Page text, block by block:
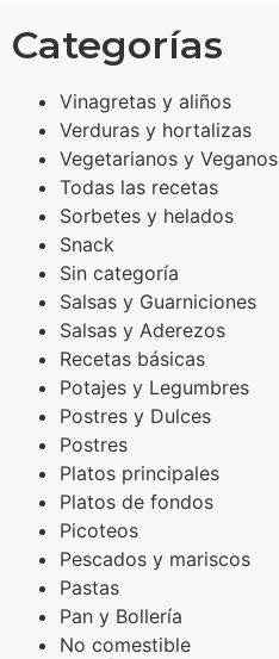
Categorías
Vinagretas y aliños
Verduras y hortalizas
Vegetarianos y Veganos
Todas las recetas
Sorbetes y helados
Snack
Sin categoría
Salsas y Guarniciones
Salsas y Aderezos
Recetas básicas
Potajes y Legumbres
Postres y Dulces
Postres
Platos principales
Platos de fondos
Picoteos
Pescados y mariscos
Pastas
Pan y Bollería
No comestible